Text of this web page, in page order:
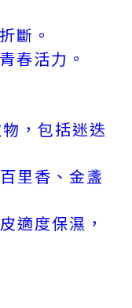
斷。
春活力。
，包括迷迭
里香、金盞
適度保濕，